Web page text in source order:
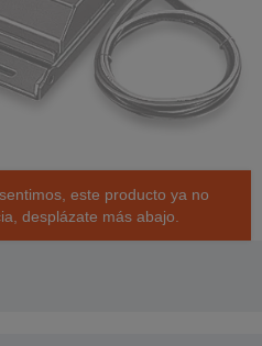
este producto ya no
desplázate más abajo.